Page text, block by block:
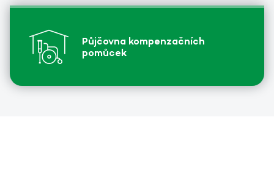
Půjčovna kompenzačních
pomůcek